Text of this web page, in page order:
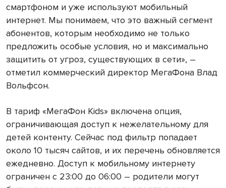
смартфоном и уже используют мобильный
интернет. Мы понимаем, что это важный сегмент
абонентов, которым необходимо не только
предложить особые условия, но и максимально
защитить от угроз, существующих в сети», –
отметил коммерческий директор МегаФона Влад
Вольфсон.
В тариф «МегаФон Kids» включена опция,
ограничивающая доступ к нежелательному для
детей контенту. Сейчас под фильтр попадает
около 10 тысяч сайтов, и их перечень обновляется
ежедневно. Доступ к мобильному интернету
ограничен с 23:00 до 06:00 – родители могут